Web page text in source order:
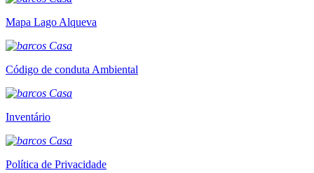
Mapa Lago Alqueva
Código de conduta Ambiental
Inventário
Política de Privacidade